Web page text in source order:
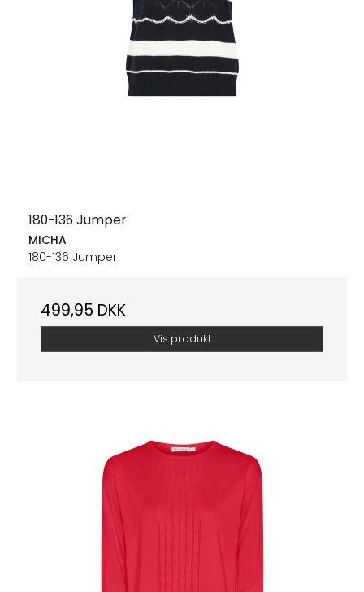
180-136 Jumper
MICHA
180-136 Jumper
499,95 DKK
Vis produkt